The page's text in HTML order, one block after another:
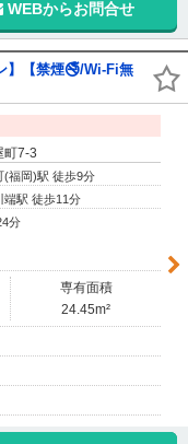
WEBからお問合せ
】【禁煙🚭/Wi-Fi無
町7-3
(福岡)駅 徒歩9分
端駅 徒歩11分
分
専有面積
24.45m²